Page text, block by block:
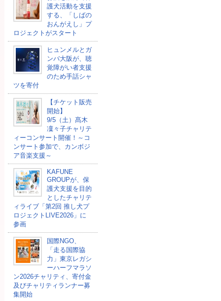
護犬活動を支援
する、「しばの
おんがえし」プ
ロジェクトがスタート
ヒュンメルとガ
ンバ大阪が、聴
覚障がい者支援
のため手話シャ
ツを寄付
【チケット販売
開始】
9/5（土）髙木
凜々子チャリテ
ィーコンサート開催！～コ
ンサート参加で、カンボジ
ア音楽支援～
KAFUNE
GROUPが、保
護犬支援を目的
としたチャリテ
ィライブ「第2回 推し犬プ
ロジェクトLIVE2026」に
参画
国際NGO、
「走る国際協
力」東京レガシ
ーハーフマラソ
ン2026チャリティ、寄付金
及びチャリティランナー募
集開始